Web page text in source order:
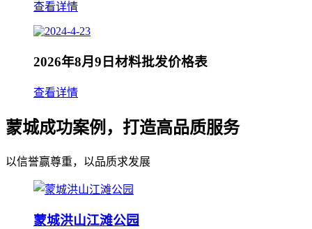
查看详情
2026年8月9日材料批发价格表
查看详情
蒙城成功案例，打造高品质服务
以信誉赢尊重，以品质求发展
蒙城洪山江滩公园